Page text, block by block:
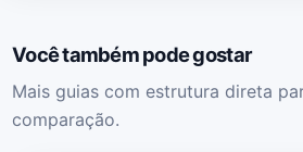
Você também pode gostar
Mais guias com estrutura direta
comparação.